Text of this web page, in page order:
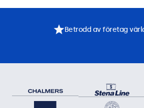
Betrodd av företag